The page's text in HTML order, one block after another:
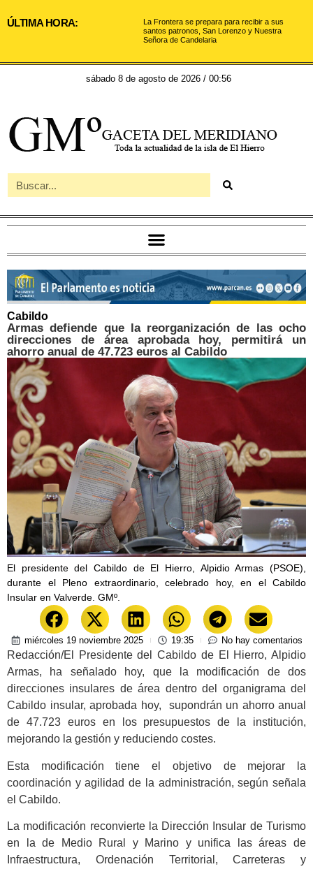
ÚLTIMA HORA:
La Frontera se prepara para recibir a sus
santos patronos, San Lorenzo y Nuestra
Señora de Candelaria
sábado 8 de agosto de 2026 / 00:56
Cabildo
Armas defiende que la reorganización de las ocho
direcciones de área aprobada hoy, permitirá un
ahorro anual de 47.723 euros al Cabildo
El presidente del Cabildo de El Hierro, Alpidio Armas (PSOE),
durante el Pleno extraordinario, celebrado hoy, en el Cabildo
Insular en Valverde. GMº.
miércoles 19 noviembre 2025 19:35 No hay comentarios
Redacción/El Presidente del Cabildo de El Hierro, Alpidio
Armas, ha señalado hoy, que la modificación de dos
direcciones insulares de área dentro del organigrama del
Cabildo insular, aprobada hoy, supondrán un ahorro anual
de 47.723 euros en los presupuestos de la institución,
mejorando la gestión y reduciendo costes.
Esta modificación tiene el objetivo de mejorar la
coordinación y agilidad de la administración, según señala
el Cabildo.
La modificación reconvierte la Dirección Insular de Turismo
en la de Medio Rural y Marino y unifica las áreas de
Infraestructura, Ordenación Territorial, Carreteras y